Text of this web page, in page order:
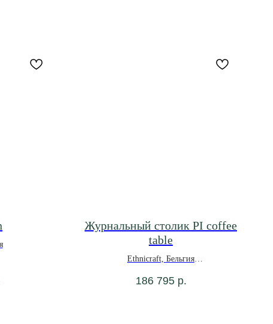
Журнальный столик PI coffee
table
Ethnicraft, Бельгия
186 795 р.